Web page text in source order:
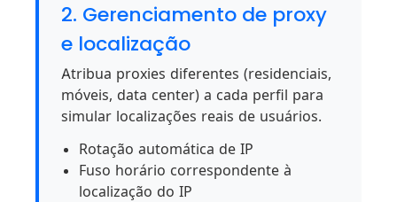
2. Gerenciamento de proxy
e localização
Atribua proxies diferentes (residenciais,
móveis, data center) a cada perfil para
simular localizações reais de usuários.
Rotação automática de IP
Fuso horário correspondente à
localização do IP